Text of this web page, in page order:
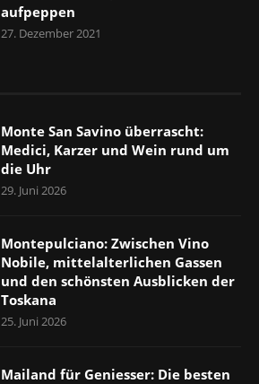
aufpeppen
27. Dezember 2021
Monte San Savino überrascht:
Medici, Karzer und Wein rund um
die Uhr
29. Juni 2026
Montepulciano: Zwischen Vino
Nobile, mittelalterlichen Gassen
und den schönsten Ausblicken der
Toskana
25. Juni 2026
Mailand für Geniesser: Die besten